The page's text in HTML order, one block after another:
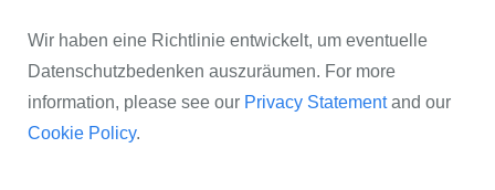
Wir haben eine Richtlinie entwickelt, um eventuelle
Datenschutzbedenken auszuräumen. For more
information, please see our Privacy Statementand our
Cookie Policy.